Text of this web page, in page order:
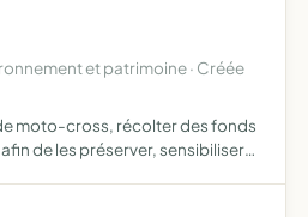
et patrimoine · Créée
moto-cross, récolter des fonds
de les préserver, sensibiliser